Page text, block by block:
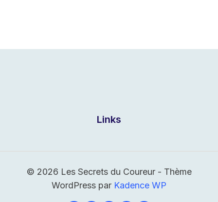
Links
© 2026 Les Secrets du Coureur - Thème
WordPress par Kadence WP